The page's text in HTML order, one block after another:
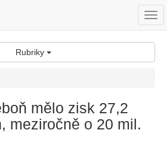
Rubriky
mělo zisk 27,2
meziročně o 20 mil.